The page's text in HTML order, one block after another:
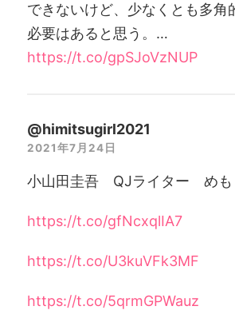
できないけど、少なくとも多角
必要はあると思う。…
https://t.co/gpSJoVzNUP
@himitsugirl2021
2021年7月24日
小山田圭吾 QJライター めも
https://t.co/gfNcxqlIA7
https://t.co/U3kuVFk3MF
https://t.co/5qrmGPWauz